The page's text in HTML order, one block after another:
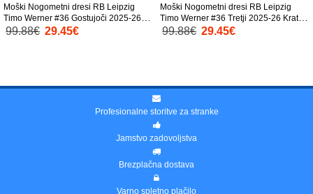
Moški Nogometni dresi RB Leipzig
Timo Werner #36 Gostujoči 2025-26
Kratek Rokav
99.88€ 29.45€
Moški Nogometni dresi RB Leipzig
Timo Werner #36 Tretji 2025-26 Kratek
Rokav
99.88€ 29.45€
Profesionalne storitve za stranke
Jamstvo zadovoljstva
Brezplačna dostava
Varno spletno plačilo